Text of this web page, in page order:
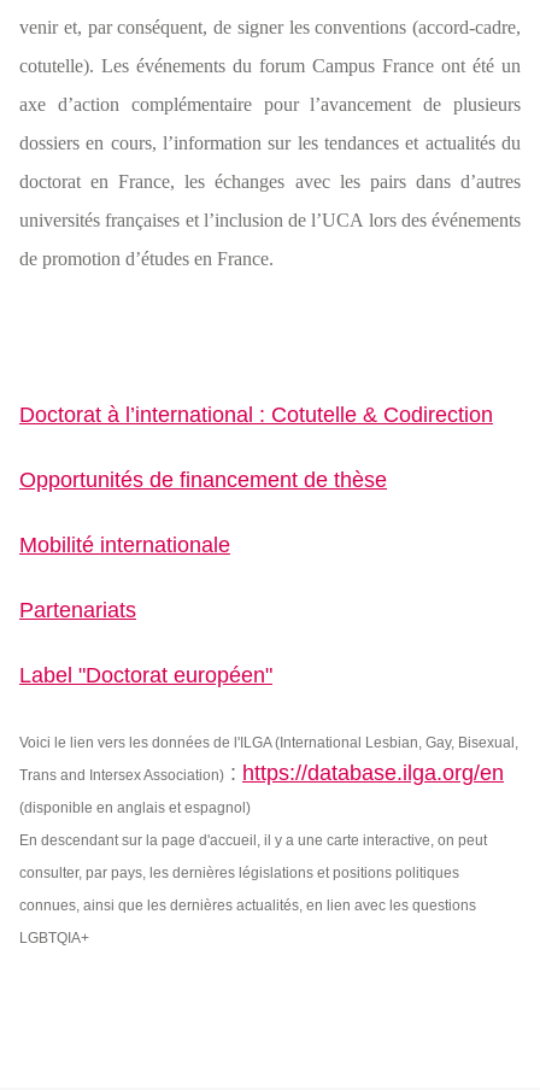
venir et, par conséquent, de signer les conventions (accord-cadre,
cotutelle). Les événements du forum Campus France ont été un
axe d’action complémentaire pour l’avancement de plusieurs
dossiers en cours, l’information sur les tendances et actualités du
doctorat en France, les échanges avec les pairs dans d’autres
universités françaises et l’inclusion de l’UCA lors des événements
de promotion d’études en France.
Doctorat à l’international : Cotutelle & Codirection
Opportunités de financement de thèse
Mobilité internationale
Partenariats
Label "Doctorat européen"
Voici le lien vers les données de l'ILGA (International Lesbian, Gay, Bisexual,
Trans and Intersex Association) : https://database.ilga.org/en
(disponible en anglais et espagnol)
En descendant sur la page d'accueil, il y a une carte interactive, on peut
consulter, par pays, les dernières législations et positions politiques
connues, ainsi que les dernières actualités, en lien avec les questions
LGBTQIA+